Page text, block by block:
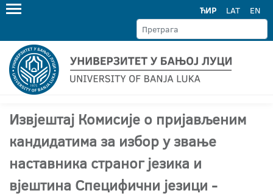
ЋИР LAT EN
Извјештај Комисије о пријављеним
кандидатима за избор у звање
наставника страног језика и
вјештина Специфични језици -